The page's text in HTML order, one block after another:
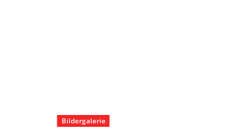
Bildergalerie